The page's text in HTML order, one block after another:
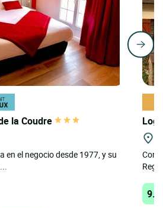
la Coudre
en el negocio desde 1977, y su